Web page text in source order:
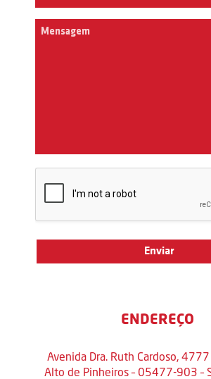
ENDEREÇO
Avenida Dra. Ruth Cardoso, 4777
Alto de Pinheiros – 05477-903 –